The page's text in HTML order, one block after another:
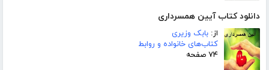
دانلود کتاب آیین همسرداری
از: بابک وزیری
کتاب‌های خانواده و روابط
۷۴ صفحه